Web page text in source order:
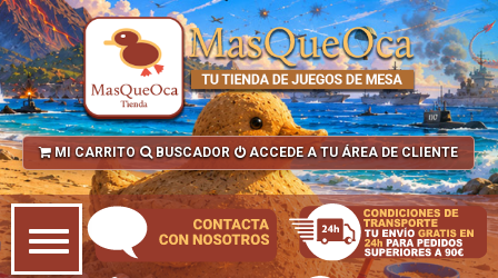
MI CARRITO BUSCADOR ACCEDE A TU ÁREA DE CLIENTE